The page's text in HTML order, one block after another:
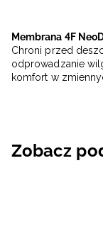
Membrana 4F
Chroni przed
odprowadzanie
komfort w
Zobacz